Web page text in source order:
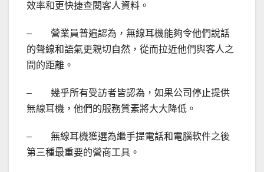
效率和更快捷查閱客人資料。
– 營業員普遍認為，無線耳機能夠令他們說話
的聲線和語氣更親切自然，從而拉近他們與客人之
間的距離。
– 幾乎所有受訪者皆認為，如果公司停止提供
無線耳機，他們的服務質素將大大降低。
– 無線耳機獲選為繼手提電話和電腦軟件之後
第三種最重要的營商工具。